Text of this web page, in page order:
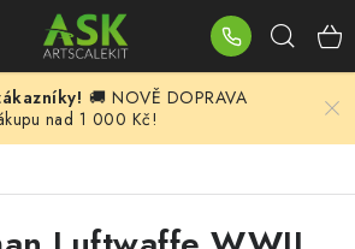
🚚 NOVĚ DOPRAVA
nad 1 000 Kč!